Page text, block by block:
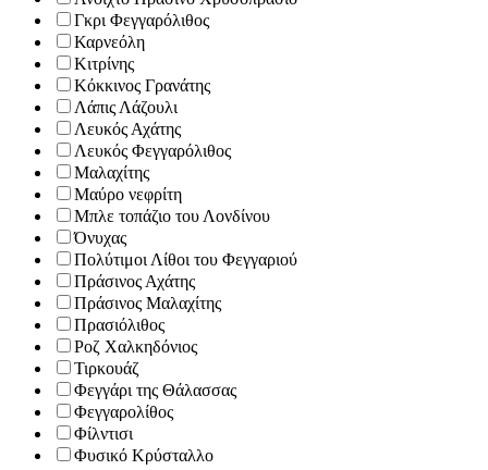
Γκρι Φεγγαρόλιθος
Καρνεόλη
Κιτρίνης
Κόκκινος Γρανάτης
Λάπις Λάζουλι
Λευκός Αχάτης
Λευκός Φεγγαρόλιθος
Μαλαχίτης
Μαύρο νεφρίτη
Μπλε τοπάζιo του Λονδίνου
Όνυχας
Πολύτιμοι Λίθοι του Φεγγαριού
Πράσινος Αχάτης
Πράσινος Μαλαχίτης
Πρασιόλιθος
Ροζ Χαλκηδόνιος
Τιρκουάζ
Φεγγάρι της Θάλασσας
Φεγγαρολίθος
Φίλντισι
Φυσικό Κρύσταλλο